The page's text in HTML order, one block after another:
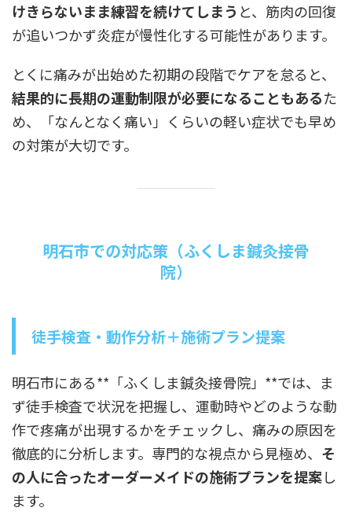
けきらないまま練習を続けてしまう と、筋肉の回復
が追いつかず炎症が慢性化する可能性があります。
とくに痛みが出始めた初期の段階でケアを怠ると、
結果的に長期の運動制限が必要になることもあるた
め、「なんとなく痛い」くらいの軽い症状でも早め
の対策が大切です。
明石市での対応策（ふくしま鍼灸接骨
院）
徒手検査・動作分析＋施術プラン提案
明石市にある**「ふくしま鍼灸接骨院」**では、ま
ず徒手検査で状況を把握し、運動時やどのような動
作で疼痛が出現するかをチェックし、痛みの原因を
徹底的に分析します。専門的な視点から見極め、 そ
の人に合ったオーダーメイドの施術プランを提案し
ます。